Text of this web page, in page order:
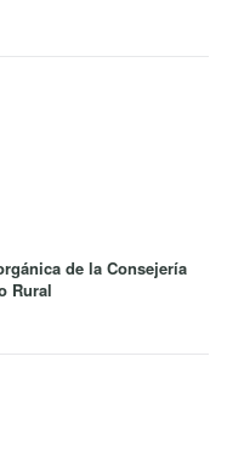
de la Consejería
Rural